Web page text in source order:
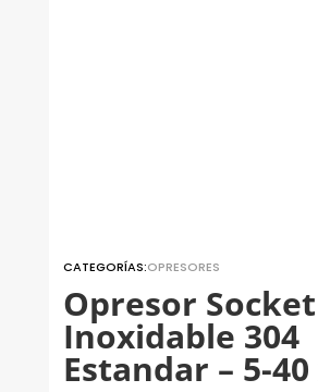
CATEGORÍAS:OPRESORES
Opresor Socket
Inoxidable 304
Estandar – 5-40